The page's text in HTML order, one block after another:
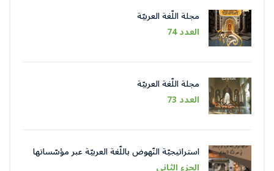
مجلة اللّغة العربيّة
العدد 74
مجلة اللّغة العربيّة
العدد 73
استراتيجيّة النّهوض باللّغة العربيّة عبر مؤسّساتها
في عصر الذّكاء الاصطناعيّ